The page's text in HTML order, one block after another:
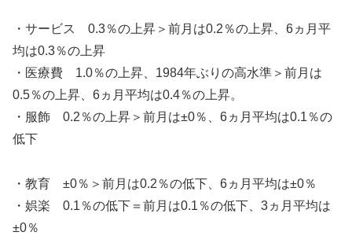
・サービス 0.3％の上昇＞前月は0.2％の上昇、6ヵ月平
均は0.3％の上昇
・医療費 1.0％の上昇、1984年ぶりの高水準＞前月は
0.5％の上昇、6ヵ月平均は0.4％の上昇。
・服飾 0.2％の上昇＞前月は±0％、6ヵ月平均は0.1％の
低下
・教育 ±0％＞前月は0.2％の低下、6ヵ月平均は±0％
・娯楽 0.1％の低下＝前月は0.1％の低下、3ヵ月平均は
±0％